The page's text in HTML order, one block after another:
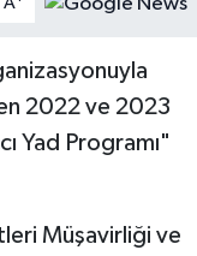
2022 ve 2023
Yad Programı"
Müşavirliği ve